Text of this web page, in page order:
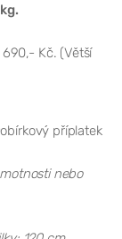
Kč. (Větší
příplatek
nebo